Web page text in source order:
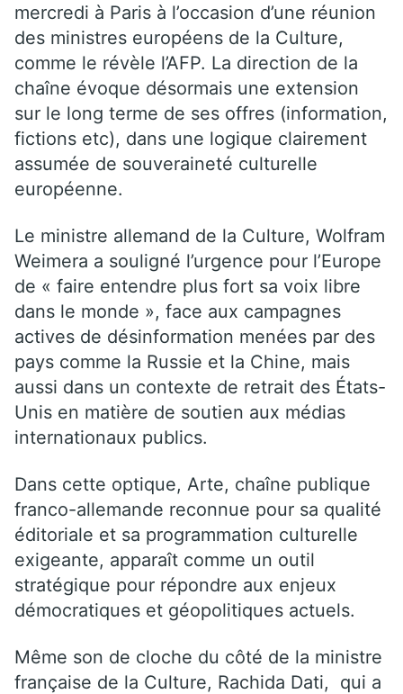
mercredi à Paris à l’occasion d’une réunion
des ministres européens de la Culture,
comme le révèle l’AFP. La direction de la
chaîne évoque désormais une extension
sur le long terme de ses offres (information,
fictions etc), dans une logique clairement
assumée de souveraineté culturelle
européenne.
Le ministre allemand de la Culture, Wolfram
Weimera a souligné l’urgence pour l’Europe
de « faire entendre plus fort sa voix libre
dans le monde », face aux campagnes
actives de désinformation menées par des
pays comme la Russie et la Chine, mais
aussi dans un contexte de retrait des États-
Unis en matière de soutien aux médias
internationaux publics.
Dans cette optique, Arte, chaîne publique
franco-allemande reconnue pour sa qualité
éditoriale et sa programmation culturelle
exigeante, apparaît comme un outil
stratégique pour répondre aux enjeux
démocratiques et géopolitiques actuels.
Même son de cloche du côté de la ministre
française de la Culture, Rachida Dati, qui a